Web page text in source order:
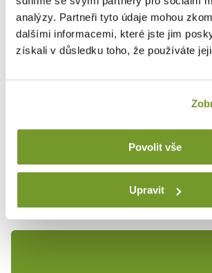
analýzy. Partneři tyto údaje mohou
dalšími informacemi, které jste jim
získali v důsledku toho, že používáte
Povolit vše
Upravit
Werkstattmöbel und Ausstattung der
kaufen. Suchen Sie den